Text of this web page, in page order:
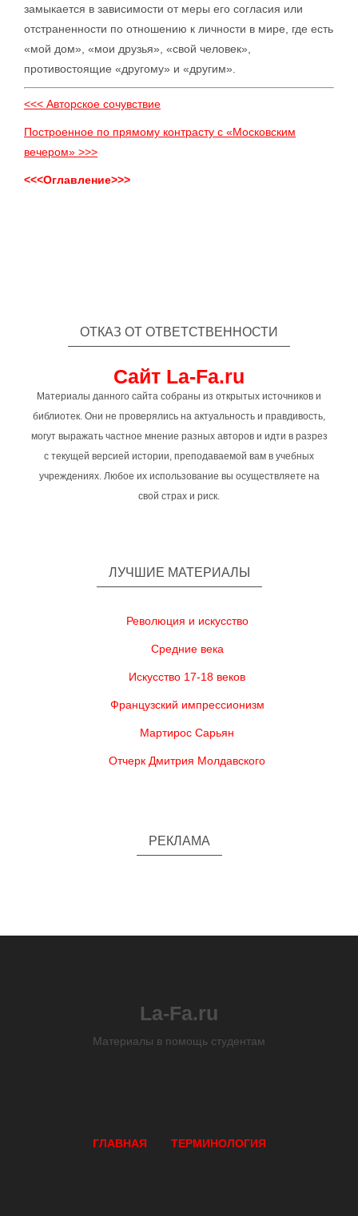
замыкается в зависимости от меры его согласия или
отстраненности по отношению к личности в мире, где есть
«мой дом», «мои друзья», «свой человек»,
противостоящие «другому» и «другим».
<<< Авторское сочувствие
Построенное по прямому контрасту с «Московским
вечером» >>>
<<<Оглавление>>>
ОТКАЗ ОТ ОТВЕТСТВЕННОСТИ
Сайт La-Fa.ru
Материалы данного сайта собраны из открытых источников и
библиотек. Они не проверялись на актуальность и правдивость,
могут выражать частное мнение разных авторов и идти в разрез
с текущей версией истории, преподаваемой вам в учебных
учреждениях. Любое их использование вы осуществляете на
свой страх и риск.
ЛУЧШИЕ МАТЕРИАЛЫ
Революция и искусство
Средние века
Искусство 17-18 веков
Французский импрессионизм
Мартирос Сарьян
Отчерк Дмитрия Молдавского
РЕКЛАМА
La-Fa.ru
Материалы в помощь студентам
ГЛАВНАЯ ТЕРМИНОЛОГИЯ